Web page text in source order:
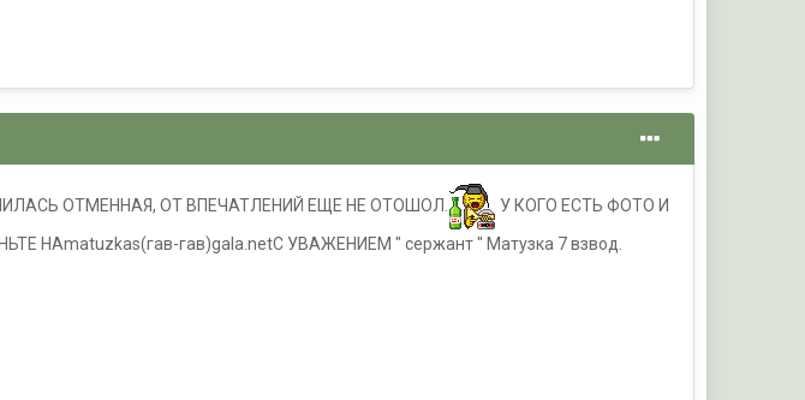
ОТМЕННАЯ, ОТ ВПЕЧАТЛЕНИЙ ЕЩЕ НЕ ОТОШОЛ. У КОГО ЕСТЬ ФОТО И
гав)gala.netС УВАЖЕНИЕМ " сержант " Матузка 7 взвод.